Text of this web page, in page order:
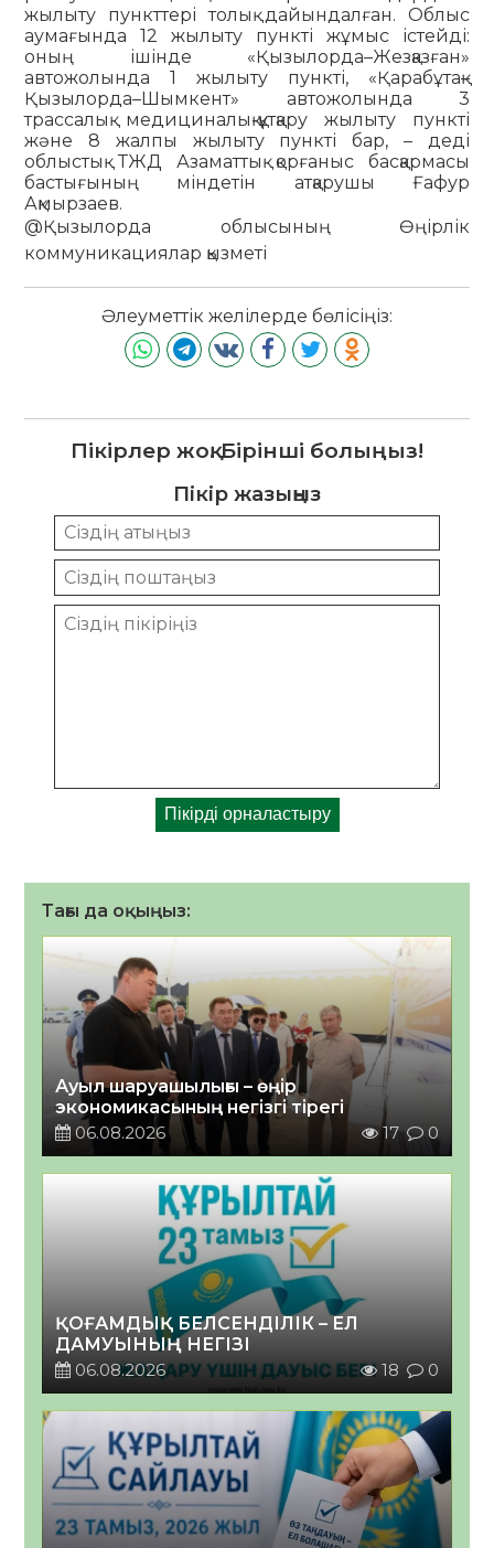
жылыту пункттері толық дайындалған. Облыс
аумағында 12 жылыту пункті жұмыс істейді:
оның ішінде «Қызылорда–Жезқазған»
автожолында 1 жылыту пункті, «Қарабұтақ–
Қызылорда–Шымкент» автожолында 3
трассалық медициналық-құтқару жылыту пункті
және 8 жалпы жылыту пункті бар, – деді
облыстық ТЖД Азаматтық қорғаныс басқармасы
бастығының міндетін атқарушы Ғафур
Ақмырзаев.
@Қызылорда облысының Өңірлік
коммуникациялар қызметі
Әлеуметтік желілерде бөлісіңіз:
Пікірлер жоқ. Бірінші болыңыз!
Пікір жазыңыз
Тағы да оқыңыз:
Ауыл шаруашылығы – өңір
экономикасының негізгі тірегі
06.08.2026
17 0
ҚОҒАМДЫҚ БЕЛСЕНДІЛІК – ЕЛ
ДАМУЫНЫҢ НЕГІЗІ
06.08.2026
18 0